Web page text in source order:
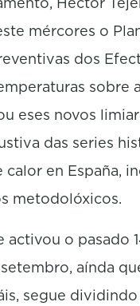
mércores o
dos
sobre
eses novos
das series
en España,
metodolóxicos.
activou o pasado
aínda
segue